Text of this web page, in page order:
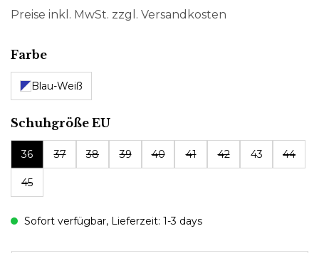
Preise inkl. MwSt. zzgl. Versandkosten
Farbeauswählen
Blau-Weiß
Schuhgröße EUauswählen
36 37 38 39 40 41 42 43 44
45
Sofort verfügbar, Lieferzeit: 1-3 days